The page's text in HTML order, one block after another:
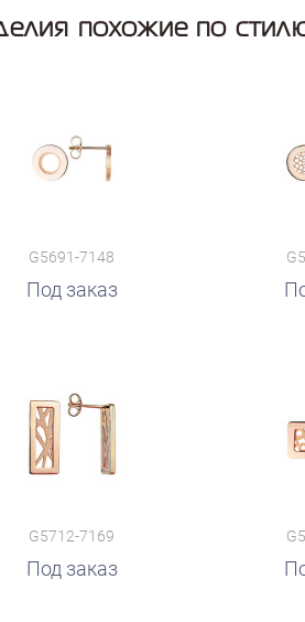
похожие по
G5691-7148
Под заказ
G5712-7169
Под заказ